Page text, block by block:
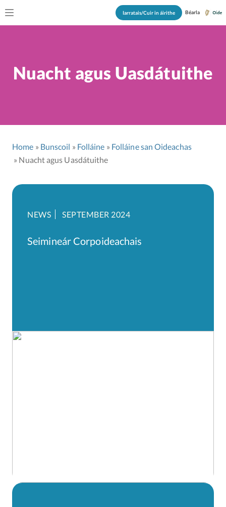
Iarratais/Cuir in áirithe Béarla
Nuacht agus Uasdátuithe
Home Bunscoil Folláine
Folláine san Oideachas
Nuacht agus Uasdátuithe
NEWS SEPTEMBER 2024
Seimineár Corpoideachais